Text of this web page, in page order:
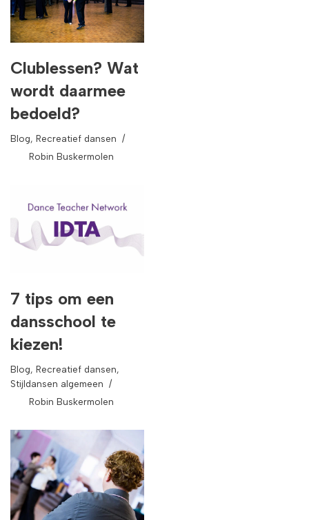
Clublessen? Wat
wordt daarmee
bedoeld?
Blog, Recreatief dansen
Robin Buskermolen
7 tips om een
dansschool te
kiezen!
Blog, Recreatief dansen,
Stijldansen algemeen
Robin Buskermolen